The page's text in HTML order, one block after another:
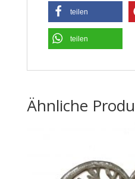
teilen
teilen
Ähnliche